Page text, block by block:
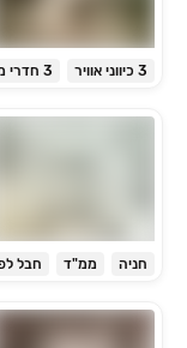
3 כיווני אוויר 3 חדרי מקלחת
חניה ממ"ד חבל